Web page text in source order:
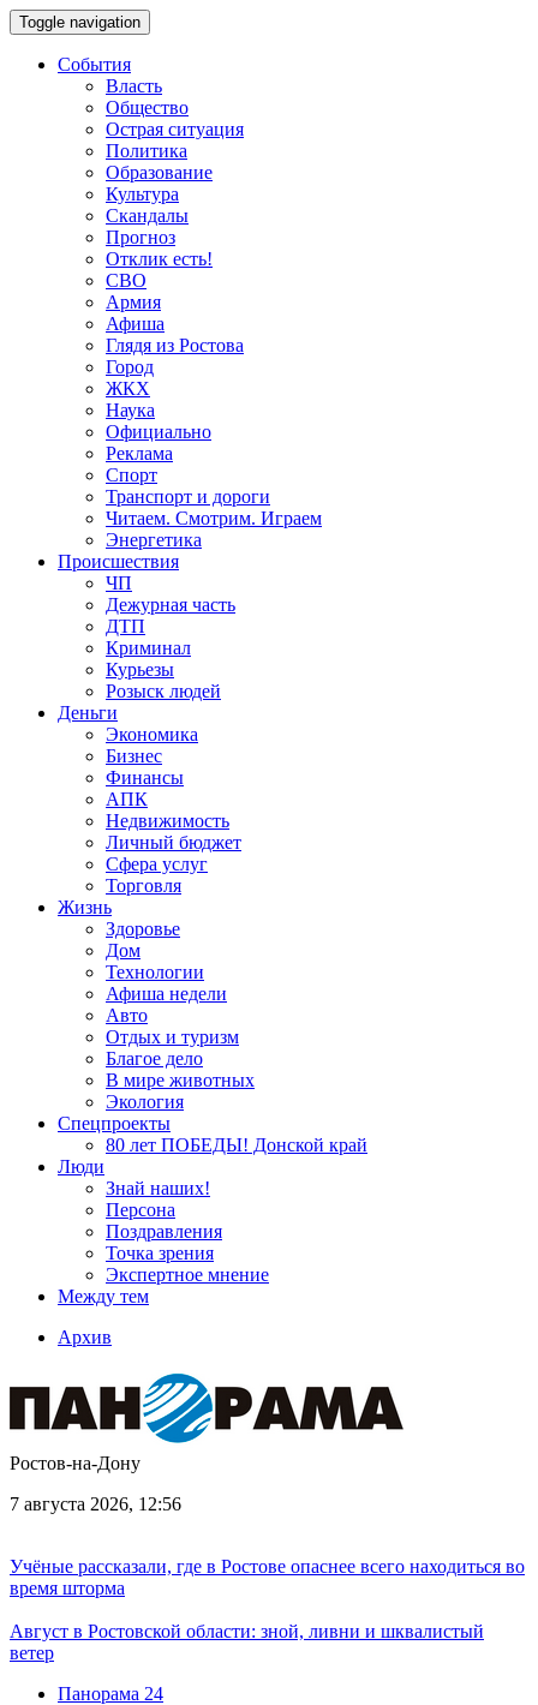
Toggle navigation
События
Власть
Общество
Острая ситуация
Политика
Образование
Культура
Скандалы
Прогноз
Отклик есть!
СВО
Армия
Афиша
Глядя из Ростова
Город
ЖКХ
Наука
Официально
Реклама
Спорт
Транспорт и дороги
Читаем. Смотрим. Играем
Энергетика
Происшествия
ЧП
Дежурная часть
ДТП
Криминал
Курьезы
Розыск людей
Деньги
Экономика
Бизнес
Финансы
АПК
Недвижимость
Личный бюджет
Сфера услуг
Торговля
Жизнь
Здоровье
Дом
Технологии
Афиша недели
Авто
Отдых и туризм
Благое дело
В мире животных
Экология
Спецпроекты
80 лет ПОБЕДЫ! Донской край
Люди
Знай наших!
Персона
Поздравления
Точка зрения
Экспертное мнение
Между тем
Архив
Ростов-на-Дону
7 августа 2026, 12:56
Учёные рассказали, где в Ростове опаснее всего находиться во
время шторма
Август в Ростовской области: зной, ливни и шквалистый
ветер
Панорама 24